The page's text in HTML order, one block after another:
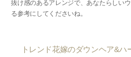
抜け感のあるアレンジで、あなたらしい
る参考にしてくださいね。
トレンド花嫁のダウンヘア&ハ